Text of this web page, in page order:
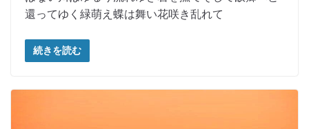
還ってゆく緑萌え蝶は舞い花咲き乱れて
続きを読む